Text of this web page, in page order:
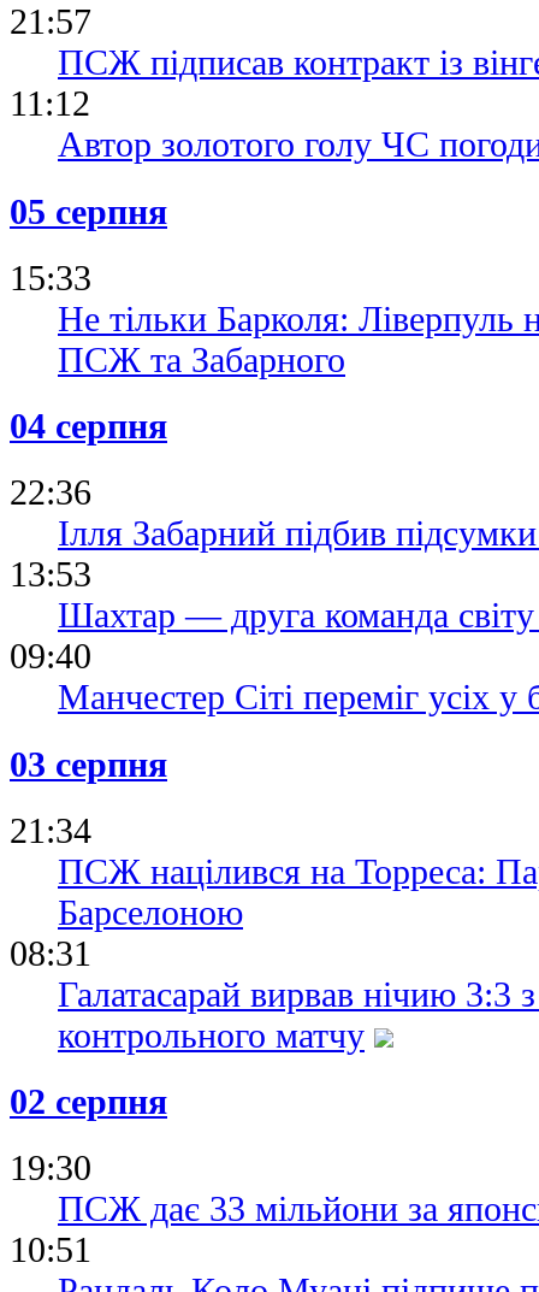
21:57
ПСЖ підписав контракт із
11:12
Автор золотого голу ЧС
05 серпня
15:33
Не тільки Барколя: Ліверпуль
ПСЖ та Забарного
04 серпня
22:36
Ілля Забарний підбив
13:53
Шахтар — друга команда
09:40
Манчестер Сіті переміг усіх у
03 серпня
21:34
ПСЖ націлився на Торреса:
Барселоною
08:31
Галатасарай вирвав нічию 3:3
контрольного матчу
02 серпня
19:30
ПСЖ дає 33 мільйони за
10:51